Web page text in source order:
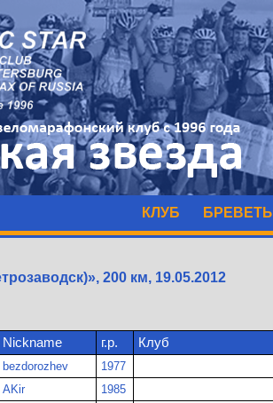
КЛУБ БРЕВЕТЫ
200 км, 19.05.2012
Nickname г.р. Клуб
bezdorozhev 1977
AKir 1985